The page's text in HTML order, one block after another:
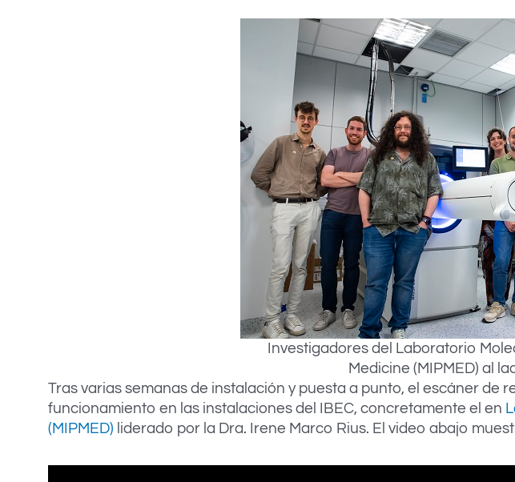
Investigadores del Laboratorio
Medicine (MIPMED) al
Tras varias semanas de instalación y puesta a punto, el escáner de
funcionamiento en las instalaciones del IBEC, concretamente el en
(MIPMED) liderado por la Dra. Irene Marco Rius. El video abajo